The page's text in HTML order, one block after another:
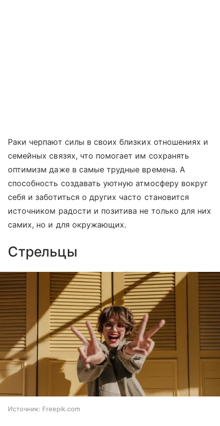
Раки черпают силы в своих близких отношениях и
семейных связях, что помогает им сохранять
оптимизм даже в самые трудные времена. А
способность создавать уютную атмосферу вокруг
себя и заботиться о других часто становится
источником радости и позитива не только для них
самих, но и для окружающих.
Стрельцы
Источник: Freepik.com